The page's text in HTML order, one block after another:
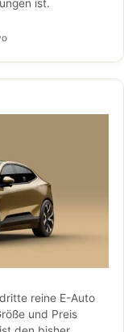
ist.
reine E-Auto
und Preis